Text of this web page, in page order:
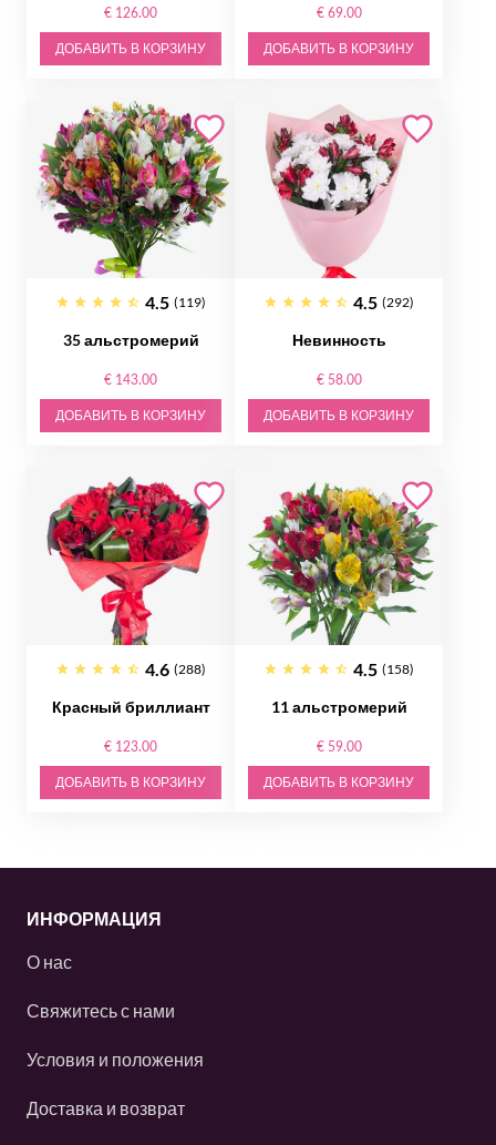
€ 126.00
ДОБАВИТЬ В КОРЗИНУ
€ 69.00
ДОБАВИТЬ В КОРЗИНУ
4.5 (119)
35 альстромерий
€ 143.00
ДОБАВИТЬ В КОРЗИНУ
4.5 (292)
Невинность
€ 58.00
ДОБАВИТЬ В КОРЗИНУ
4.6 (288)
Красный бриллиант
€ 123.00
ДОБАВИТЬ В КОРЗИНУ
4.5 (158)
11 альстромерий
€ 59.00
ДОБАВИТЬ В КОРЗИНУ
ИНФОРМАЦИЯ
О нас
Свяжитесь с нами
Условия и положения
Доставка и возврат